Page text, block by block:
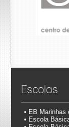
Escolas
• EB Marinhas
• Escola